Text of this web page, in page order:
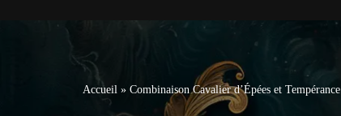
Accueil » Combinaison Cavalier d’Épées et Tempérance